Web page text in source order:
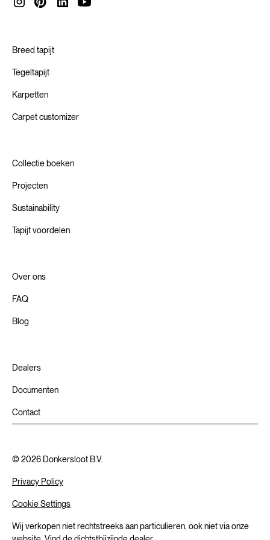
nieuwe materialen, productiemethoden en technologieën.
Breed tapijt
Tegeltapijt
Karpetten
Carpet customizer
Collectie boeken
Projecten
Sustainability
Tapijt voordelen
Over ons
FAQ
Blog
Dealers
Documenten
Contact
Wij verkopen niet rechtstreeks aan particulieren, ook niet via onze
Privacy Policy
Cookie Settings
©2026 Donkersloot B.V.